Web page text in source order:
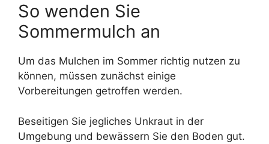
So wenden Sie
Sommermulch an
Um das Mulchen im Sommer richtig nutzen zu
können, müssen zunächst einige
Vorbereitungen getroffen werden.
Beseitigen Sie jegliches Unkraut in der
Umgebung und bewässern Sie den Boden gut.